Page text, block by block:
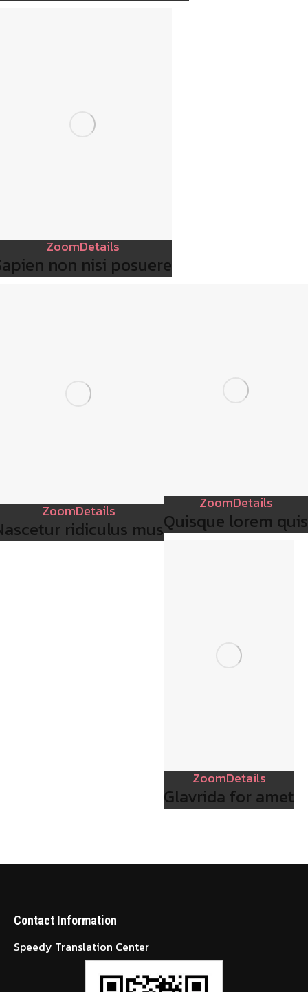
ZoomDetails
non nisi posuere
ZoomDetails
ridiculus mus
ZoomDetails
Quisque lorem quis
ZoomDetails
Glavrida for amet
Contact Information
Speedy Translation Center